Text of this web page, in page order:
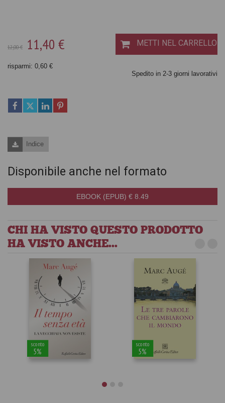
12,00 € 11,40 € METTI NEL CARRELLO
risparmi: 0,60 €
Spedito in 2-3 giorni lavorativi
Indice
Disponibile anche nel formato
EBOOK (EPUB) € 8.49
CHI HA VISTO QUESTO PRODOTTO
HA VISTO ANCHE...
sconto
5%
sconto
5%